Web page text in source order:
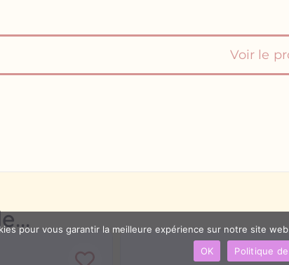
Voir le
pour vous garantir la meilleure expérience sur notre site
OK
Politique